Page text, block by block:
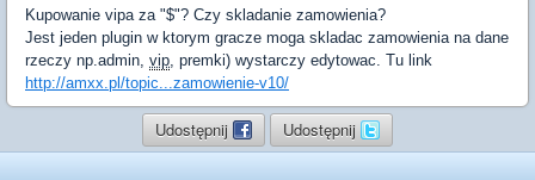
Kupowanie vipa za "$"? Czy skladanie zamowienia?
Jest jeden plugin w ktorym gracze moga skladac zamowienia na dane
rzeczy np.admin, vip, premki) wystarczy edytowac. Tu link
http://amxx.pl/topic...zamowienie-v10/
Udostępnij Udostępnij